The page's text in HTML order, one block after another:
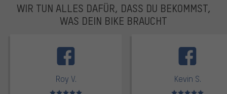
WIR TUN ALLES DAFÜR, DASS DU BEKOMMST,
WAS DEIN BIKE BRAUCHT
Roy V.
Bewertungen: 5 von 5
Kevin S.
Bewertungen: 5 von 5